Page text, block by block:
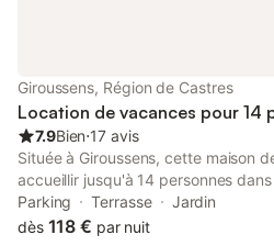
Giroussens, Région de Castres
Location de vacances pour 14
7.9Bien⋅17 avis
Située à Giroussens, cette maison
accueillir jusqu'à 14 personnes
propriété dispose d'un jardin et
espace pour les repas en plein air
Parking Terrasse
Jardin
dès 118 € par nuit